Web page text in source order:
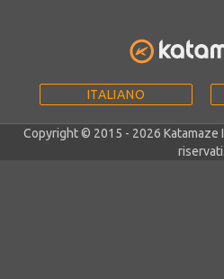
ITALIANO
Copyright © 2015 - 2026
riservati.